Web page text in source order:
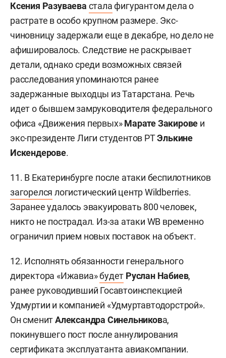
Ксения Разуваева стала фигурантом дела о
растрате в особо крупном размере. Экс-
чиновницу задержали еще в декабре, но дело не
афишировалось. Следствие не раскрывает
детали, однако среди возможных связей
расследования упоминаются ранее
задержанные выходцы из Татарстана. Речь
идет о бывшем замруководителя федерального
офиса «Движения первых»Марате Закирове и
экс-президенте Лиги студентов РТЭлькине
Искендерове.
11. В Екатеринбурге после атаки беспилотников
загорелся логистический центр Wildberries.
Заранее удалось эвакуировать 800 человек,
никто не пострадал. Из-за атаки WB временно
ограничил прием новых поставок на объект.
12. Исполнять обязанности генерального
директора «Ижавиа»будет Руслан Набиев,
ранее руководивший Госавтоинспекцией
Удмуртии и компанией «Удмуртавтодорстрой».
Он сменитАлександра Синельникова,
покинувшего пост после аннулирования
сертификата эксплуатанта авиакомпании.